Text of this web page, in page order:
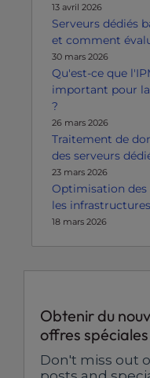
13 avril 2026
Serveurs dédiés
et comment
30 mars 2026
Qu'est-ce que
important pour
?
26 mars 2026
Traitement de
des serveurs
23 mars 2026
Optimisation des
les
18 mars 2026
Obtenir du
offres spéciales